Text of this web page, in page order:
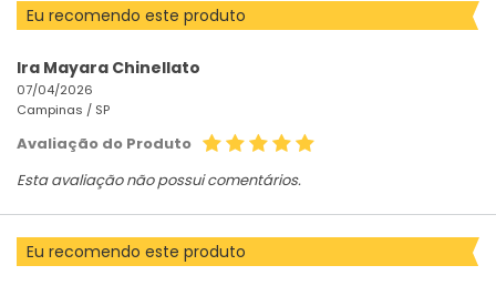
Eu recomendo este produto
Ira Mayara Chinellato
07/04/2026
Campinas / SP
Avaliação do Produto
Esta avaliação não possui comentários.
Eu recomendo este produto